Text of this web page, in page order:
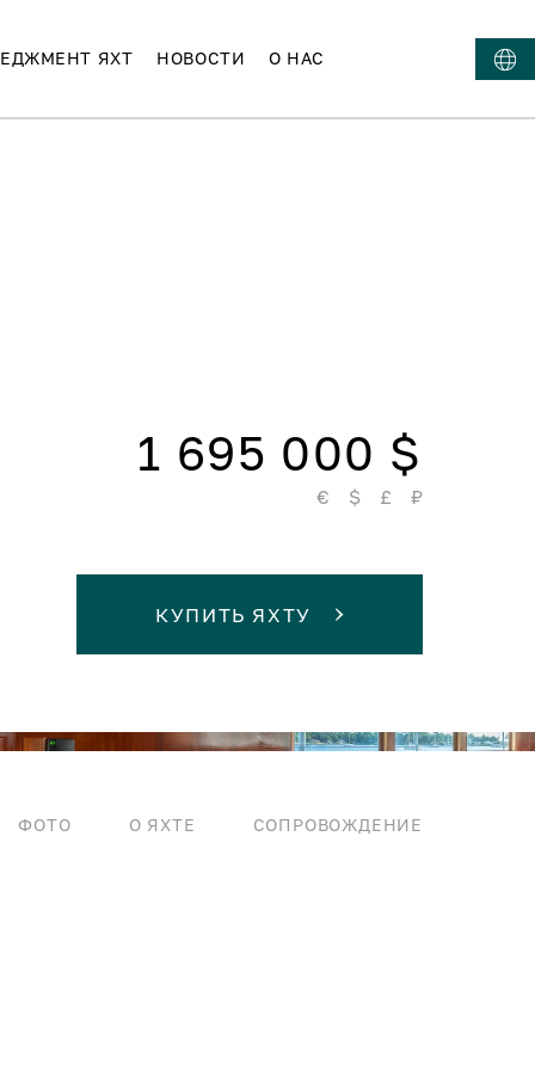
ЯХТ НОВОСТИ О НАС
1 695 000 $
€ $ £ ₽
КУПИТЬ ЯХТУ
ФОТО О ЯХТЕ СОПРОВОЖДЕНИЕ